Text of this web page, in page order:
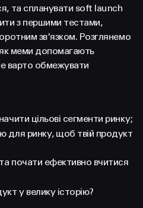
та спланувати soft launch
з першими тестами,
зв'язком. Розглянемо
меми допомагають
варто обмежувати
цільові сегменти ринку;
для ринку, щоб твій продукт
почати ефективно вчитися
у велику історію?